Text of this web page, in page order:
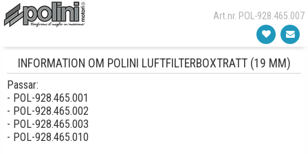
Art.nr. POL-928.465.007
INFORMATION OM POLINI LUFTFILTERBOXTRATT (19 MM)
Passar:
- POL-928.465.001
- POL-928.465.002
- POL-928.465.003
- POL-928.465.010